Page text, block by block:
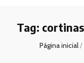
Tag:
Página inicial/